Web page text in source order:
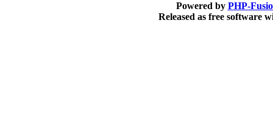
Powered by PHP-
Released as free software